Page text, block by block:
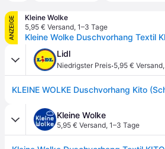
ANZEIGE
Kleine Wolke
5,95 € Versand, 1–3 Tage
Lidl
Niedrigster Preis·5,95 € Versand,
Kleine Wolke
5,95 € Versand, 1–3 Tage